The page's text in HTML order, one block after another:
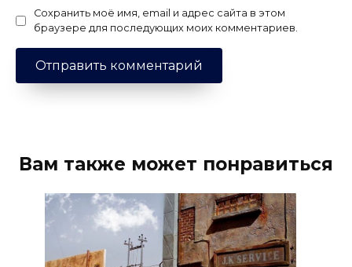
Сохранить моё имя, email и адрес сайта в этом
браузере для последующих моих комментариев.
Вам также может понравиться